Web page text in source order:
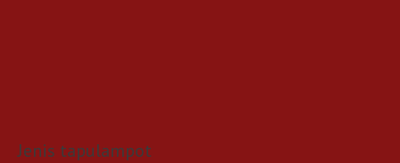
Jenis tapulampot